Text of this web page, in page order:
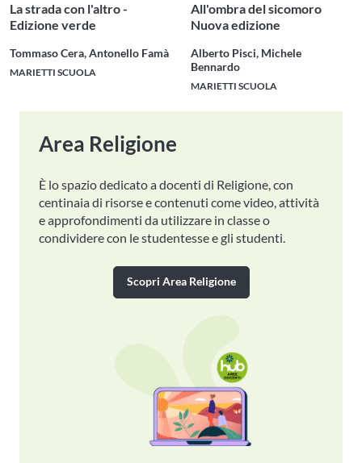
La strada con l'altro -
Edizione verde
Tommaso Cera, Antonello Famà
MARIETTI SCUOLA
All'ombra del sicomoro
Nuova edizione
Alberto Pisci, Michele
Bennardo
MARIETTI SCUOLA
Area Religione
È lo spazio dedicato a docenti di Religione, con
centinaia di risorse e contenuti come video, attività
e approfondimenti da utilizzare in classe o
condividere con le studentesse e gli studenti.
Scopri Area Religione